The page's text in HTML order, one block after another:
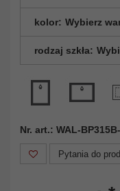
kolor: Wybierz
rodzaj szkła:
Nr. art.: WAL-
Pytania do